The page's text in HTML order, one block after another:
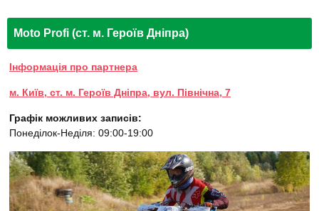
Moto Profi (ст. м. Героїв Дніпра)
Інформація про партнера
м. Київ, ст. м. Героїв Дніпра, вул. Північна, 7
Графік можливих записів:
Понеділок-Неділя: 09:00-19:00